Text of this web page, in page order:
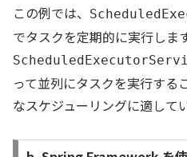
この例では、
でタスクを定期的に実行します
って並列にタスクを実行する
なスケジューリングに適して